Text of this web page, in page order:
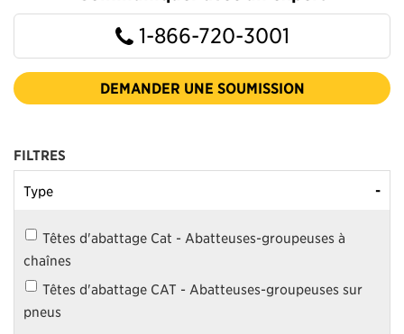
1-866-720-3001
DEMANDER UNE SOUMISSION
FILTRES
Type -
Têtes d'abattage Cat - Abatteuses-groupeuses à
chaînes
Têtes d'abattage CAT - Abatteuses-groupeuses sur
pneus